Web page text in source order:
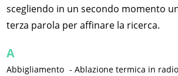
scegliendo in un secondo momento
terza parola per affinare la ricerca.
A
Abbigliamento -Ablazione termica in